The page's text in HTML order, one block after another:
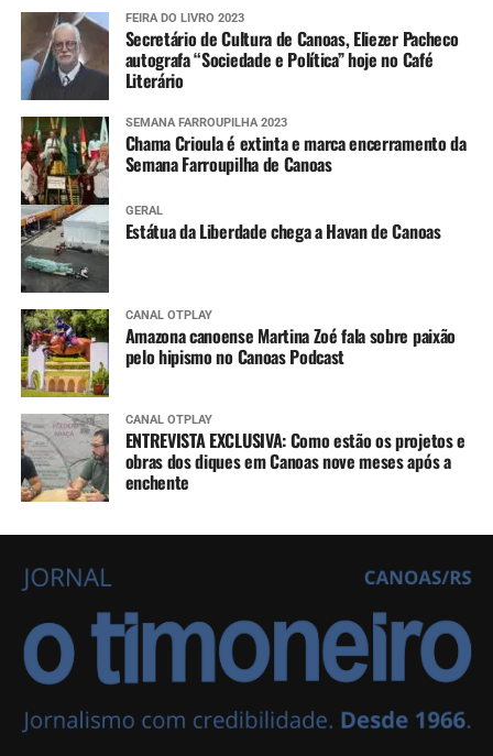
FEIRA DO LIVRO 2023
Secretário de Cultura de Canoas, Eliezer Pacheco
autografa “Sociedade e Política” hoje no Café
Literário
SEMANA FARROUPILHA 2023
Chama Crioula é extinta e marca encerramento da
Semana Farroupilha de Canoas
GERAL
Estátua da Liberdade chega a Havan de Canoas
CANAL OTPLAY
Amazona canoense Martina Zoé fala sobre paixão
pelo hipismo no Canoas Podcast
CANAL OTPLAY
ENTREVISTA EXCLUSIVA: Como estão os projetos e
obras dos diques em Canoas nove meses após a
enchente